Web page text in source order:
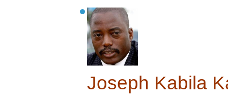
Joseph Kabila